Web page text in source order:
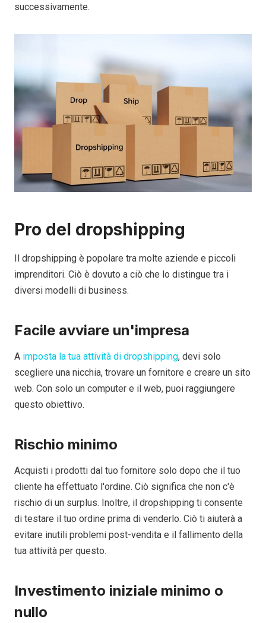
successivamente.
Pro del dropshipping
Il dropshipping è popolare tra molte aziende e piccoli
imprenditori. Ciò è dovuto a ciò che lo distingue tra i
diversi modelli di business.
Facile avviare un'impresa
A imposta la tua attività di dropshipping, devi solo
scegliere una nicchia, trovare un fornitore e creare un sito
web. Con solo un computer e il web, puoi raggiungere
questo obiettivo.
Rischio minimo
Acquisti i prodotti dal tuo fornitore solo dopo che il tuo
cliente ha effettuato l'ordine. Ciò significa che non c'è
rischio di un surplus. Inoltre, il dropshipping ti consente
di testare il tuo ordine prima di venderlo. Ciò ti aiuterà a
evitare inutili problemi post-vendita e il fallimento della
tua attività per questo.
Investimento iniziale minimo o
nullo